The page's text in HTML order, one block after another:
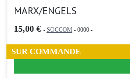
MARX/ENGELS
15,00 € - SOCCOM - 0000 -
SUR COMMANDE